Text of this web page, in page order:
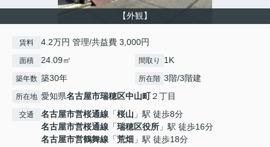
【外観】
賃料 4.2万円 管理/共益費 3,000円
面積 24.09㎡ 間取り 1K
築年数 築30年 所在階 3階/3階建
所在地 愛知県名古屋市瑞穂区中山町２丁目
交通 名古屋市営桜通線 「桜山 」駅 徒歩8分
名古屋市営桜通線 「瑞穂区役所 」駅 徒歩16分
名古屋市営鶴舞線 「荒畑 」駅 徒歩18分